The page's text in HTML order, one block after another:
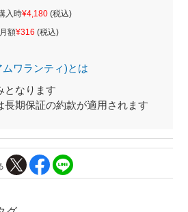
入時¥4,180(税込)
額¥316 (税込)
ワランティ)とは
となります
長期保証の約款が適用されます